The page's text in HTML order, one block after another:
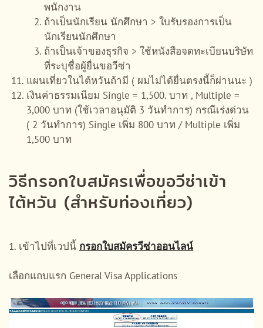
พนักงาน
ถ้าเป็นนักเรียน นักศึกษา > ใบรับรองการเป็น
นักเรียนนักศึกษา
ถ้าเป็นเจ้าของธุรกิจ > ใช้หนังสือจดทะเบียนบริษัท
ที่ระบุชื่อผู้ยื่นขอวีซ่า
แผนเที่ยวในไต้หวันถ้ามี ( ผมไม่ได้ยื่นตรงนี้ก็ผ่านนะ )
เงินค่าธรรมเนียม Single = 1,500. บาท , Multiple =
3,000 บาท (ใช้เวลาอนุมัติ 3 วันทำการ) กรณีเร่งด่วน
( 2 วันทำการ) Single เพิ่ม 800 บาท / Multiple เพิ่ม
1,500 บาท
วิธีกรอกใบสมัครเพื่อขอวีซ่าเข้า
ไต้หวัน (สำหรับท่องเที่ยว)
1. เข้าไปที่เวปนี้ กรอกใบสมัครวีซ่าออนไลน์
เลือกแถบแรก General Visa Applications